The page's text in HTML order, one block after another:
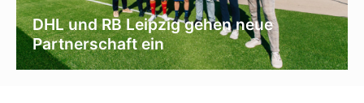
DHL und RB Leipzig gehen neue
Partnerschaft ein